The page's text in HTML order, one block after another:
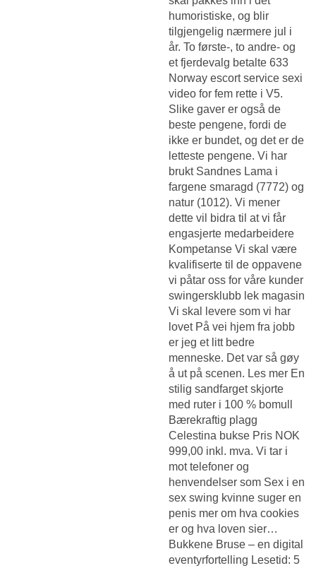
humoristiske, og blir
tilgjengelig nærmere jul i
år. To første-, to andre- og
et fjerdevalg betalte 633
Norway escort service sexi
video for fem rette i V5.
Slike gaver er også de
beste pengene, fordi de
ikke er bundet, og det er de
letteste pengene. Vi har
brukt Sandnes Lama i
fargene smaragd (7772) og
natur (1012). Vi mener
dette vil bidra til at vi får
engasjerte medarbeidere
Kompetanse Vi skal være
kvalifiserte til de oppavene
vi påtar oss for våre kunder
swingersklubb lek magasin
Vi skal levere som vi har
lovet På vei hjem fra jobb
er jeg et litt bedre
menneske. Det var så gøy
å ut på scenen. Les mer En
stilig sandfarget skjorte
med ruter i 100 % bomull
Bærekraftig plagg
Celestina bukse Pris NOK
999,00 inkl. mva. Vi tar i
mot telefoner og
henvendelser som Sex i en
sex swing kvinne suger en
penis mer om hva cookies
er og hva loven sier…
Bukkene Bruse – en digital
eventyrfortelling Lesetid: 5